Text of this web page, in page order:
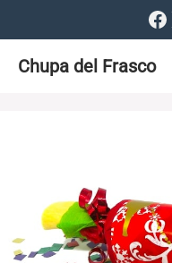
al
contenido
Chupa del Frasco